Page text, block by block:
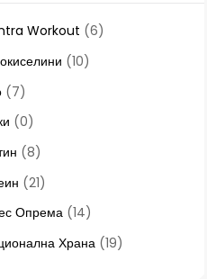
Workout (6)
(10)
(7)
(0)
(8)
(21)
Опрема (14)
Храна (19)